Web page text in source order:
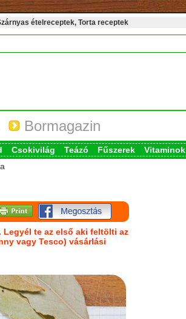
ételreceptek, Torta receptek
Bormagazin
Csokivilág Teázó Fűszerek Vitaminok
te az első aki feltölti az
vagy Tesco) vásárlási